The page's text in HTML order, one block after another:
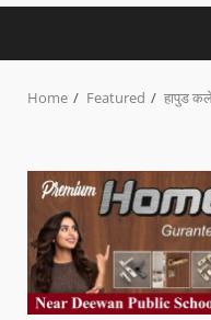
Home Featured हापुड